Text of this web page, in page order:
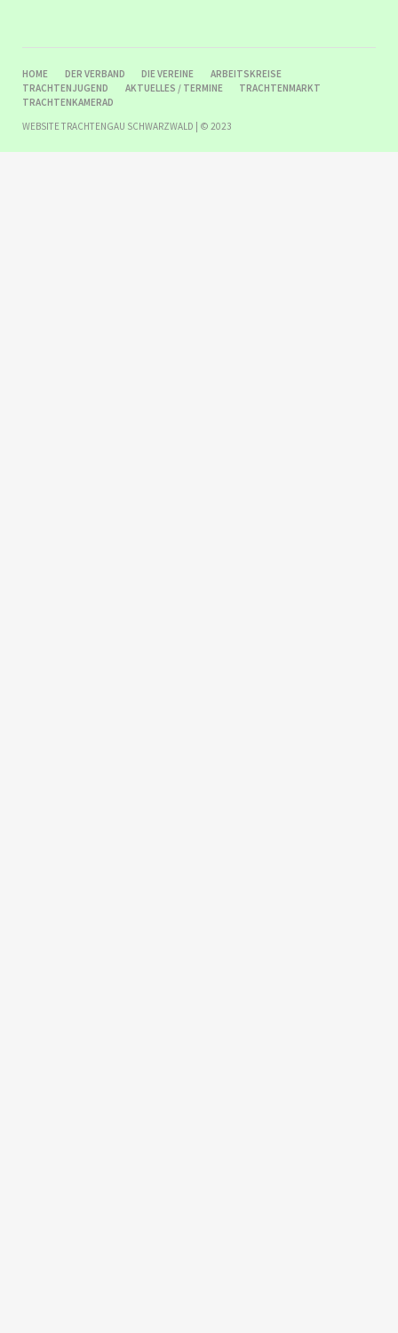
NAVIGATION
ÜBERSPRINGEN
HOME DER VERBAND DIE VEREINE
ARBEITSKREISE
TRACHTENJUGEND
AKTUELLES / TERMINE
TRACHTENMARKT
TRACHTENKAMERAD
WEBSITE TRACHTENGAU SCHWARZWALD | © 2023